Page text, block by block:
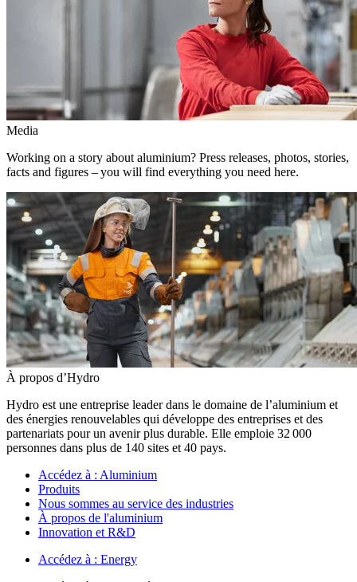
Media
Working on a story about aluminium? Press releases, photos, stories,
facts and figures – you will find everything you need here.
À propos d’Hydro
Hydro est une entreprise leader dans le domaine de l’aluminium et
des énergies renouvelables qui développe des entreprises et des
partenariats pour un avenir plus durable. Elle emploie 32 000
personnes dans plus de 140 sites et 40 pays.
Accédez à : Aluminium
Produits
Nous sommes au service des industries
À propos de l'aluminium
Innovation et R&D
Accédez à : Energy